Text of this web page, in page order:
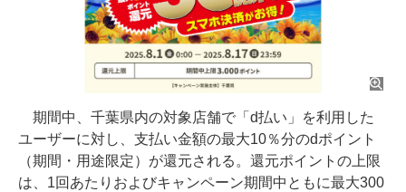
期間中、千葉県内の対象店舗で「d払い」を利用した
ユーザーに対し、支払い金額の最大10％分のdポイント
（期間・用途限定）が還元される。還元ポイントの上限
は、1回あたりおよびキャンペーン期間中ともに最大300